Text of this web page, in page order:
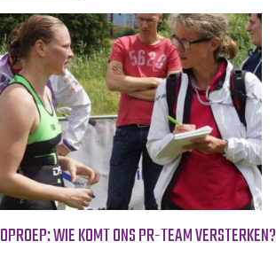
OPROEP: WIE KOMT ONS PR-TEAM VERSTERKEN?